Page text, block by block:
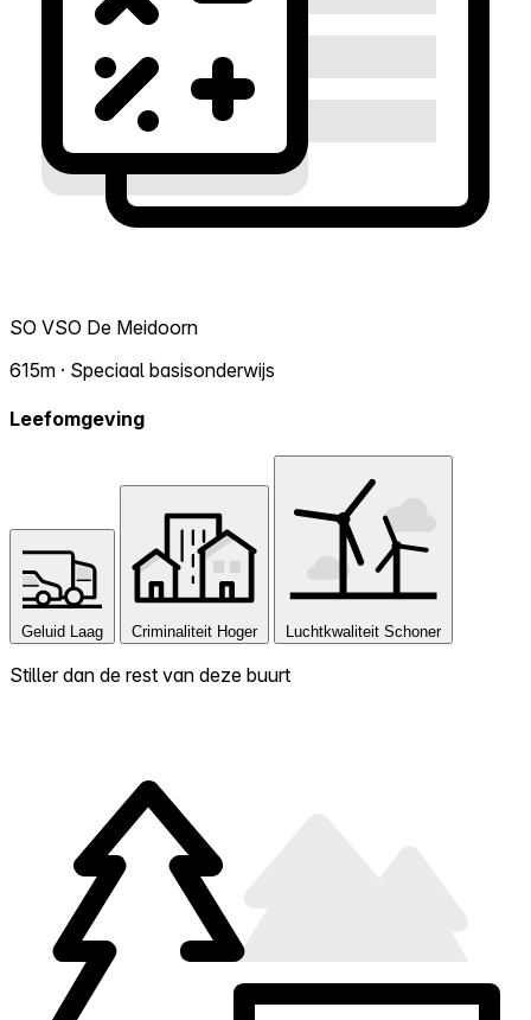
SO VSO De Meidoorn
615m · Speciaal basisonderwijs
Leefomgeving
Geluid Laag Criminaliteit Hoger Luchtkwaliteit Schoner
Stiller dan de rest van deze buurt